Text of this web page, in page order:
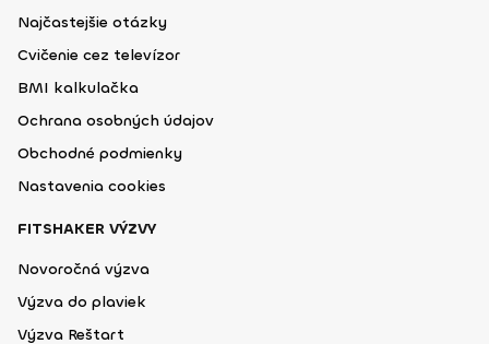
Najčastejšie otázky
Cvičenie cez televízor
BMI kalkulačka
Ochrana osobných údajov
Obchodné podmienky
Nastavenia cookies
FITSHAKER VÝZVY
Novoročná výzva
Výzva do plaviek
Výzva Reštart